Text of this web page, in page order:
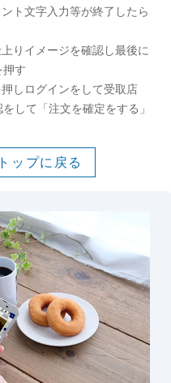
ト文字入力等が終了したら
りイメージを確認し最後に
押す
しログインをして受取店
して「注文を確定をする」
ップに戻る